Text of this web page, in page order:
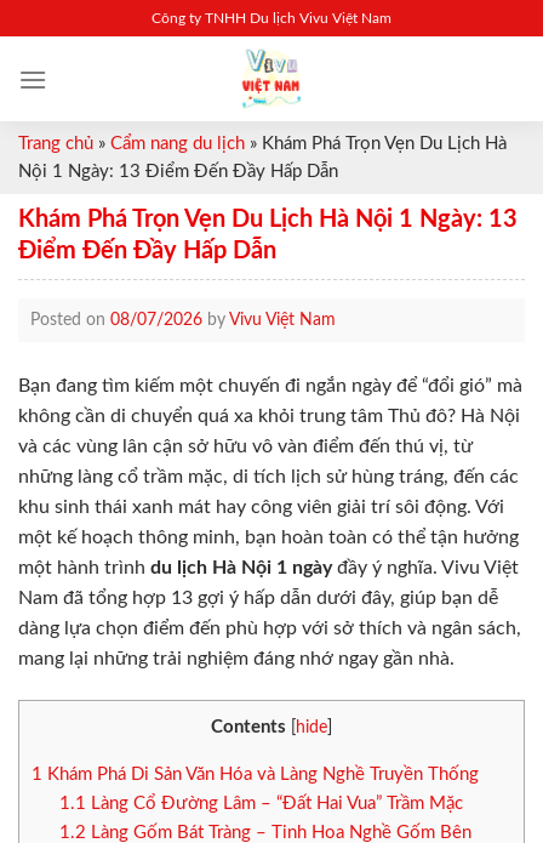
content
Công ty TNHH Du lịch Vivu Việt Nam
Trang chủ » Cẩm nang du lịch » Khám Phá Trọn Vẹn Du Lịch Hà
Nội 1 Ngày: 13 Điểm Đến Đầy Hấp Dẫn
Khám Phá Trọn Vẹn Du Lịch Hà Nội 1 Ngày: 13
Điểm Đến Đầy Hấp Dẫn
Posted on 08/07/2026 by Vivu Việt Nam
Bạn đang tìm kiếm một chuyến đi ngắn ngày để “đổi gió” mà
không cần di chuyển quá xa khỏi trung tâm Thủ đô? Hà Nội
và các vùng lân cận sở hữu vô vàn điểm đến thú vị, từ
những làng cổ trầm mặc, di tích lịch sử hùng tráng, đến các
khu sinh thái xanh mát hay công viên giải trí sôi động. Với
một kế hoạch thông minh, bạn hoàn toàn có thể tận hưởng
một hành trình du lịch Hà Nội 1 ngàyđầy ý nghĩa. Vivu Việt
Nam đã tổng hợp 13 gợi ý hấp dẫn dưới đây, giúp bạn dễ
dàng lựa chọn điểm đến phù hợp với sở thích và ngân sách,
mang lại những trải nghiệm đáng nhớ ngay gần nhà.
Contents hide
1
Khám Phá Di Sản Văn Hóa và Làng Nghề Truyền Thống
1.1
Làng Cổ Đường Lâm – “Đất Hai Vua” Trầm Mặc
1.2 Làng Gốm Bát Tràng – Tinh Hoa Nghề Gốm Bên